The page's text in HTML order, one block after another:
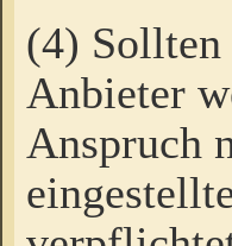
(4)
Anbieter
Anspruch